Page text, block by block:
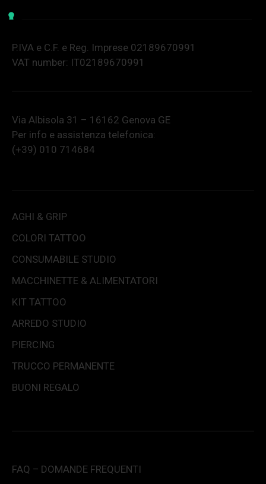
P.IVA e C.F. e Reg. Imprese 02189670991
VAT number: IT02189670991
Via Albisola 31 – 16162 Genova GE
Per info e assistenza telefonica:
(+39) 010 714684
AGHI & GRIP
COLORI TATTOO
CONSUMABILE STUDIO
MACCHINETTE & ALIMENTATORI
KIT TATTOO
ARREDO STUDIO
PIERCING
TRUCCO PERMANENTE
BUONI REGALO
FAQ – DOMANDE FREQUENTI